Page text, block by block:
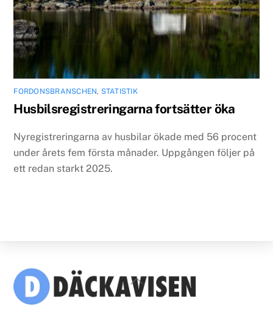
FORDONSBRANSCHEN, STATISTIK
Husbilsregistreringarna fortsätter öka
Nyregistreringarna av husbilar ökade med 56 procent
under årets fem första månader. Uppgången följer på
ett redan starkt 2025.
Back
To